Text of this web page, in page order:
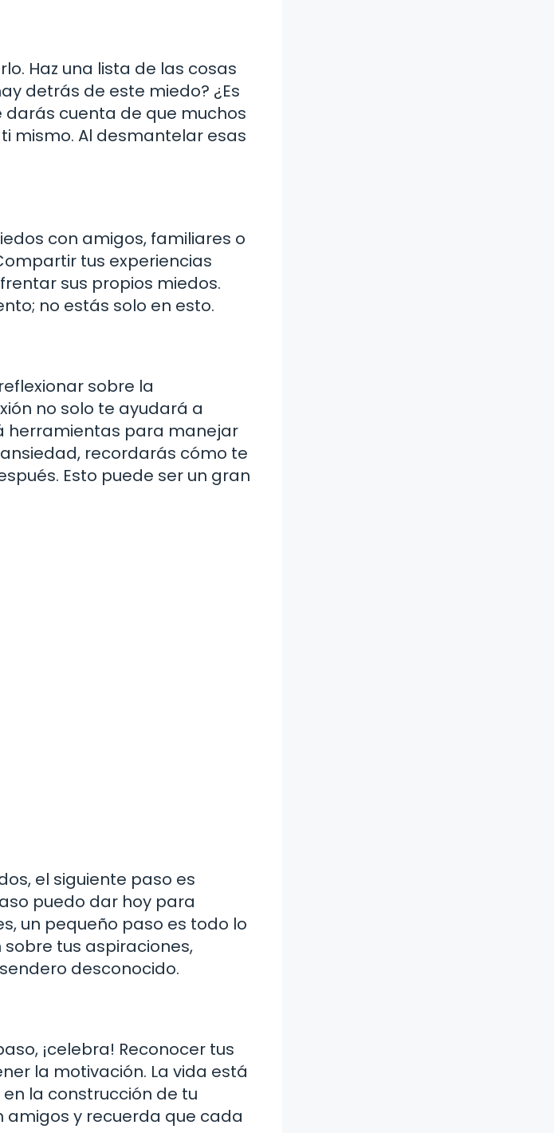
Haz una lista de las cosas
detrás de este miedo? ¿Es
cuenta de que muchos
mismo. Al desmantelar esas
con amigos, familiares o
tus experiencias
sus propios miedos.
no estás solo en esto.
sobre la
no solo te ayudará a
herramientas para manejar
recordarás cómo te
Esto puede ser un gran
el siguiente paso es
puedo dar hoy para
un pequeño paso es todo lo
tus aspiraciones,
desconocido.
¡celebra! Reconocer tus
la motivación. La vida está
la construcción de tu
amigos y recuerda que cada